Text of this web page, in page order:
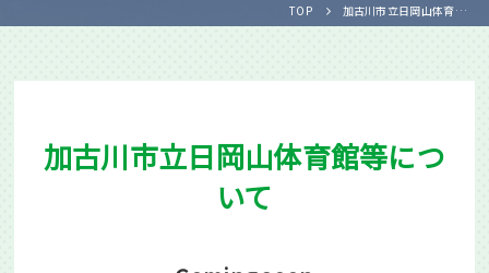
한글
TOP 加古川市立日岡山体育館等について
加古川市立日岡山体育館等につ
いて